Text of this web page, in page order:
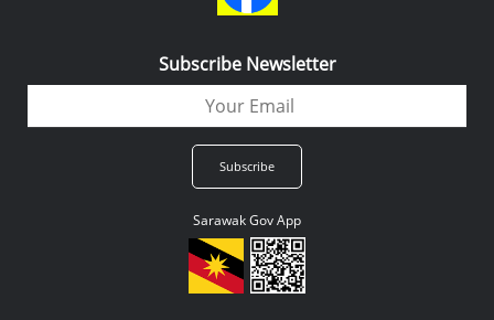
Subscribe Newsletter
Sarawak Gov App